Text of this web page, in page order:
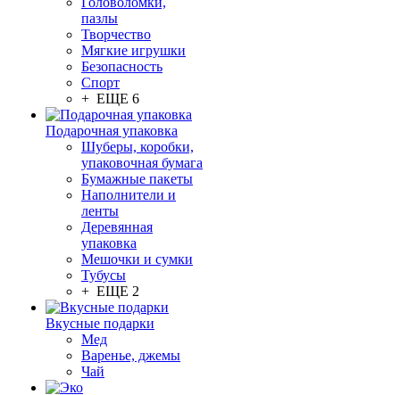
пазлы
Творчество
Мягкие игрушки
Безопасность
Спорт
+ ЕЩЕ 6
Подарочная упаковка
Шуберы, коробки,
упаковочная бумага
Бумажные пакеты
Наполнители и
ленты
Деревянная
упаковка
Мешочки и сумки
Тубусы
+ ЕЩЕ 2
Вкусные подарки
Мед
Варенье, джемы
Чай